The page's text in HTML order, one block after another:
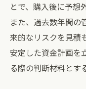
とで、購入後に予想
また、過去数年間の
来的なリスクを見積
安定した資金計画を
る際の判断材料とす